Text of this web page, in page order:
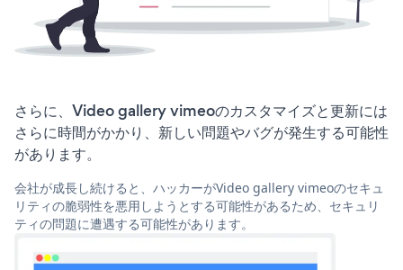
さらに、Video gallery vimeoのカスタマイズと更新には
さらに時間がかかり、新しい問題やバグが発生する可能性
があります。
会社が成長し続けると、ハッカーがVideo gallery vimeoのセキュ
リティの脆弱性を悪用しようとする可能性があるため、セキュリ
ティの問題に遭遇する可能性があります。